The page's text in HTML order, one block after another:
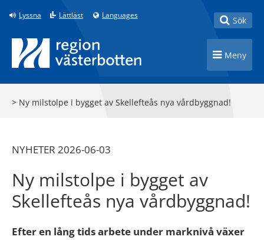
Till innehåll på sidan
Lyssna Lättläst Languages Toggle
Sök
Toggle
Meny
> Ny milstolpe i bygget av Skellefteås nya vårdbyggnad!
NYHETER 2026-06-03
Ny milstolpe i bygget av
Skellefteås nya vårdbyggnad!
Efter en lång tids arbete under marknivå växer